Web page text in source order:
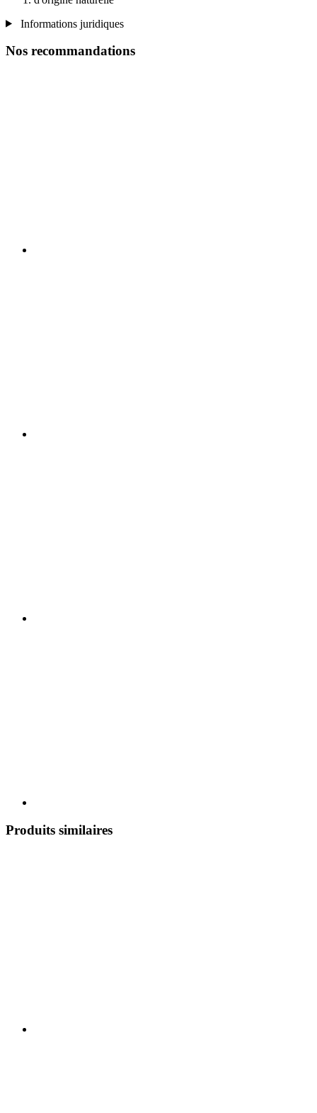
Informations juridiques
Nos recommandations
Produits similaires